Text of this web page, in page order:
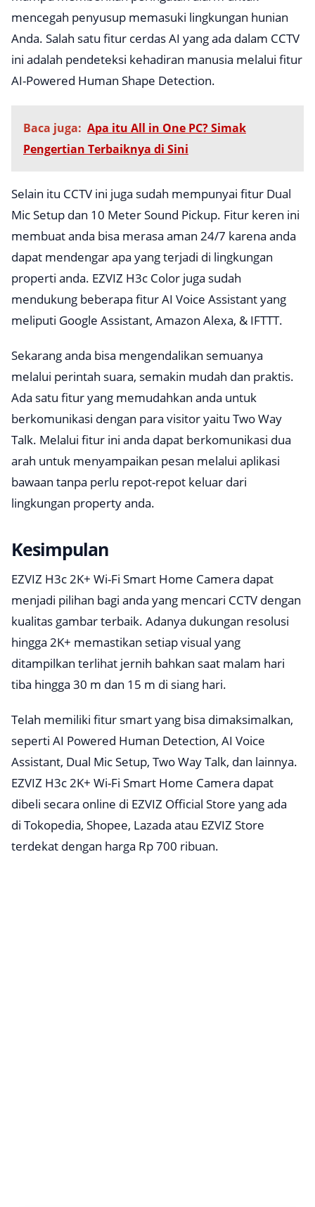
mencegah penyusup memasuki lingkungan hunian
Anda. Salah satu fitur cerdas AI yang ada dalam CCTV
ini adalah pendeteksi kehadiran manusia melalui fitur
AI-Powered Human Shape Detection.
Baca juga: Apa itu All in One PC? Simak
Pengertian Terbaiknya di Sini
Selain itu CCTV ini juga sudah mempunyai fitur Dual
Mic Setup dan 10 Meter Sound Pickup. Fitur keren ini
membuat anda bisa merasa aman 24/7 karena anda
dapat mendengar apa yang terjadi di lingkungan
properti anda. EZVIZ H3c Color juga sudah
mendukung beberapa fitur AI Voice Assistant yang
meliputi Google Assistant, Amazon Alexa, & IFTTT.
Sekarang anda bisa mengendalikan semuanya
melalui perintah suara, semakin mudah dan praktis.
Ada satu fitur yang memudahkan anda untuk
berkomunikasi dengan para visitor yaitu Two Way
Talk. Melalui fitur ini anda dapat berkomunikasi dua
arah untuk menyampaikan pesan melalui aplikasi
bawaan tanpa perlu repot-repot keluar dari
lingkungan property anda.
Kesimpulan
EZVIZ H3c 2K+ Wi-Fi Smart Home Camera dapat
menjadi pilihan bagi anda yang mencari CCTV dengan
kualitas gambar terbaik. Adanya dukungan resolusi
hingga 2K+ memastikan setiap visual yang
ditampilkan terlihat jernih bahkan saat malam hari
tiba hingga 30 m dan 15 m di siang hari.
Telah memiliki fitur smartyang bisa dimaksimalkan,
seperti AI Powered Human Detection, AI Voice
Assistant, Dual Mic Setup, Two Way Talk, dan lainnya.
EZVIZ H3c 2K+ Wi-Fi Smart Home Camera dapat
dibeli secara online di EZVIZ Official Store yang ada
di Tokopedia, Shopee, Lazada atau EZVIZ Store
terdekat dengan harga Rp 700 ribuan.